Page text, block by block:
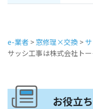
e-業者 > 窓修理×交換 >
サッシ工事は株式会社ト
お役立